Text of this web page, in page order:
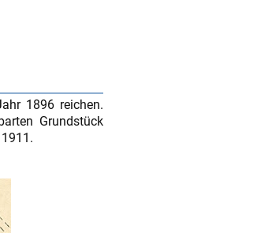
1896 reichen.
Grundstück